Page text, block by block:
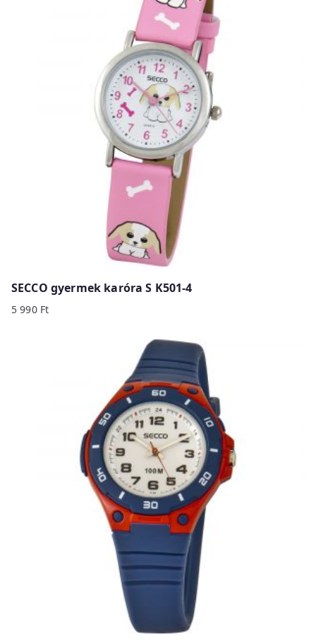
SECCO gyermek karóra S K501-4
5 990 Ft